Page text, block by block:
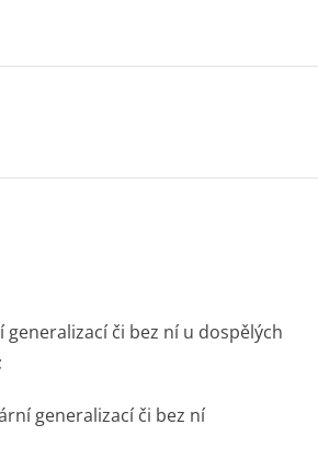
či bez ní u dospělých
generalizací či bez ní